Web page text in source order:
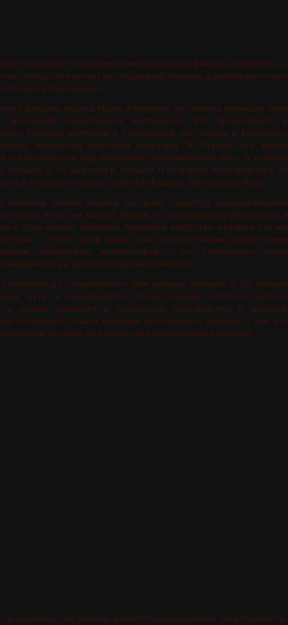
предлагает свои клиентам итальянская фабрика Antonelli & Co
пятидесятилетних исследований, поисков и добросовестного
перед заказчиками.
фабрики, братья Мауро и Моравио Антонелли начинали свою
маленькой ремесленной мастерской. Это происходило в
больших мечтаний и стремлений, энтузиазма и всеобщего
расцветом массовой культуры. В Италии это время
стало известно под названием «экономический бум». В течение
Antonelli & Co выросла в сильное и солидное производство, их
в соседних городах, таких как Кашина, Понтедера и Пиза.
империи регион Кашина по праву гордится процветающими
дела, а так же массой фабрик по производству фурнитуры. И
в этой короне является Академия искусства, которая так же
С 1960х годов город Пиза стал настоящим средоточием
дизайнеров, архитекторов – это сообщество стало
в деле изготовления мебели.
до сегодняшнего дня фабрика Antonelli & Co прошла
путь к производству по-настоящему элитной мебели.
и поиски новшеств в технологии производства и дизайне,
бесценного опыта ведения собственного бизнеса – все это
звездой для развития и процветания компании.
производству мебели значительно расширила свои горизонты.